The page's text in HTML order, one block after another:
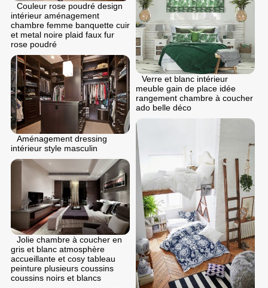
Couleur rose poudré design
intérieur aménagement
chambre femme banquette cuir
et metal noire plaid faux fur
rose poudré
Verre et blanc intérieur
meuble gain de place idée
rangement chambre à coucher
ado belle déco
Aménagement dressing
intérieur style masculin
Jolie chambre à coucher en
gris et blanc atmosphère
accueillante et cosy tableau
peinture plusieurs coussins
coussins noirs et blancs